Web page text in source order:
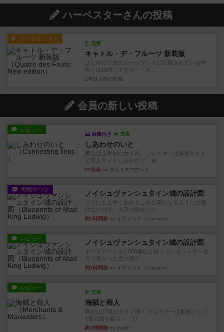
ハーベスターさんの投稿
ルール/インスト
充実
キャトル・デ・フルーツ 新装版
はじめに公式のルールブックに記載されている内
容とほぼ同じですが、「X(...
1年以上前 の投稿
会員の新しい投稿
レビュー
画像付き 充実
しあわせのいと
舞台は全寮制の女子高。プレイヤーは探偵サイド
と犯人サイドに分かれて、探...
22分前 by タカミネコウヘイ
戦略やコツ ノイシュヴァンシュタイン城の設計図
どうにも上手くあれもこれも満たせるようには置
けないので、入口の除去と入...
約1時間前 by オグランド（Oguland）
レビュー ノイシュヴァンシュタイン城の設計図
ボードゲームを1,000個以上持っているユーザー視
点で良かった点と悪か...
約1時間前 by オグランド（Oguland）
レビュー
充実
海賊と商人
舞台は17世紀カリブ海！ プレイヤーは船長として
1隻の船を駆り・・17...
約2時間前 by yuishi